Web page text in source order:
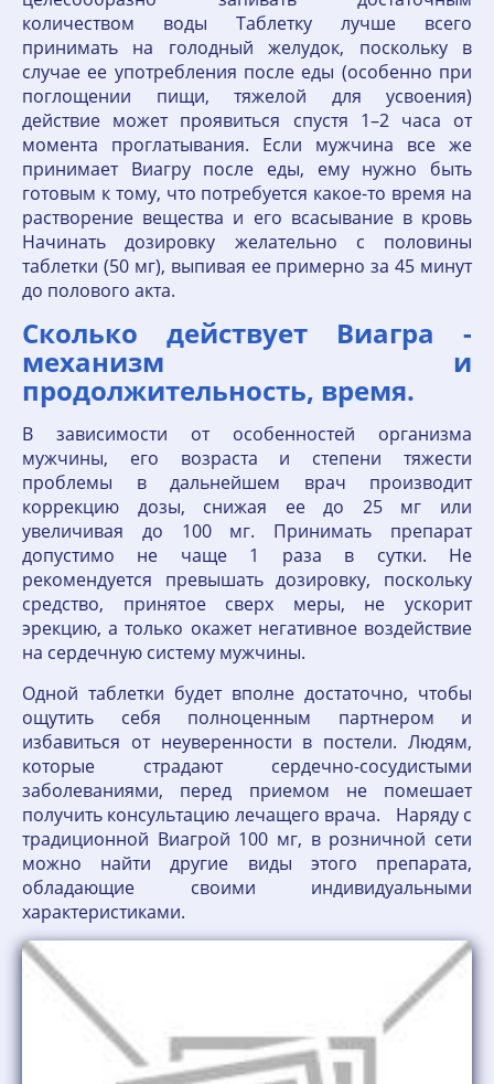
количеством воды Таблетку лучше всего
принимать на голодный желудок, поскольку в
случае ее употребления после еды (особенно при
поглощении пищи, тяжелой для усвоения)
действие может проявиться спустя 1–2 часа от
момента проглатывания. Если мужчина все же
принимает Виагру после еды, ему нужно быть
готовым к тому, что потребуется какое-то время на
растворение вещества и его всасывание в кровь
Начинать дозировку желательно с половины
таблетки (50 мг), выпивая ее примерно за 45 минут
до полового акта.
Сколько действует Виагра -
механизм и
продолжительность, время.
В зависимости от особенностей организма
мужчины, его возраста и степени тяжести
проблемы в дальнейшем врач производит
коррекцию дозы, снижая ее до 25 мг или
увеличивая до 100 мг. Принимать препарат
допустимо не чаще 1 раза в сутки. Не
рекомендуется превышать дозировку, поскольку
средство, принятое сверх меры, не ускорит
эрекцию, а только окажет негативное воздействие
на сердечную систему мужчины.
Одной таблетки будет вполне достаточно, чтобы
ощутить себя полноценным партнером и
избавиться от неуверенности в постели. Людям,
которые страдают сердечно-сосудистыми
заболеваниями, перед приемом не помешает
получить консультацию лечащего врача. Наряду с
традиционной Виагрой 100 мг, в розничной сети
можно найти другие виды этого препарата,
обладающие своими индивидуальными
характеристиками.